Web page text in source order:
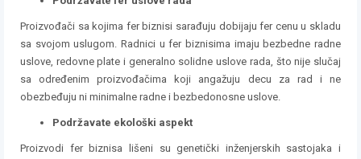
Proizvođači sa kojima fer biznisi sarađuju dobijaju fer cenu u skladu
sa svojom uslugom. Radnici u fer biznisima imaju bezbedne radne
uslove, redovne plate i generalno solidne uslove rada, što nije slučaj
sa određenim proizvođačima koji angažuju decu za rad i ne
obezbeđuju ni minimalne radne i bezbedonosne uslove.
Podržavate ekološki aspekt
Proizvodi fer biznisa lišeni su genetički inženjerskih sastojaka i